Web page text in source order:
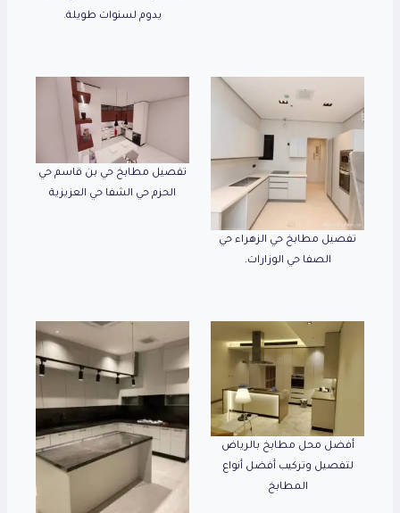
يدوم لسنوات طويلة.
تفصيل مطابخ حي الزهراء حي
الصفا حي الوزارات.
تفصيل مطابخ حي بن قاسم حي
الحزم حي الشفا حي العزيزية
أفضل محل مطابخ بالرياض
لتفصيل وتركيب أفضل أنواع
المطابخ